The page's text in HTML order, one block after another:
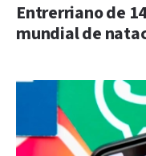
Entrerriano de
mundial de